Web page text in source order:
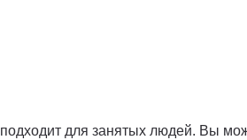
для занятых людей. Вы